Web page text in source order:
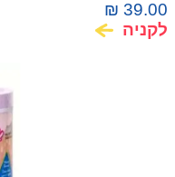
Series
₪ 39.00
לקניה